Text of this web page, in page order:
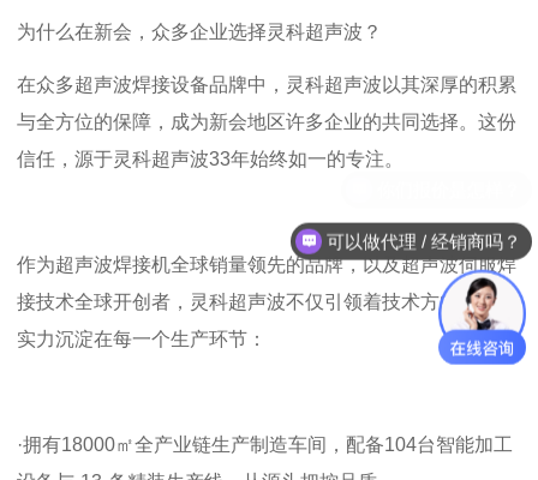
为什么在新会，众多企业选择灵科超声波？
在众多超声波焊接设备品牌中， 灵科超声波以其深厚的积累
与全方位的保障，成为新会地区许多企业的共同选择。这份
信任，源于灵科超声波33年始终如一的专注。
作为超声波焊接机全球销量领先的品牌，以及超声波伺服焊
接技术全球开创者， 灵科超声波不仅引领着技术方向，更将
实力沉淀在每一个生产环节：
·拥有18000㎡全产业链生产制造车间，配备104台智能加工
可以做代理 / 经销商吗？